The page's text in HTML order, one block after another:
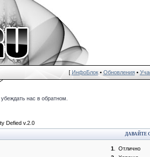
[ ИнфоБлок• Обновления•
нас в обратном.
Defied v.2.0
ДАВАЙТЕ
1. Отлично